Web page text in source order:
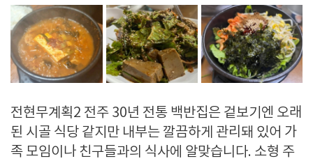
전현무계획2 전주 30년 전통 백반집은 겉보기엔 오래
된 시골 식당 같지만 내부는 깔끔하게 관리돼 있어 가
족 모임이나 친구들과의 식사에 알맞습니다. 소형 주